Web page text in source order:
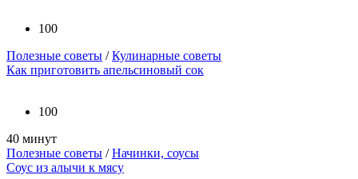
100
Полезные советы /Кулинарные советы
Как приготовить апельсиновый сок
100
40 минут
Полезные советы /Начинки, соусы
Соус из алычи к мясу